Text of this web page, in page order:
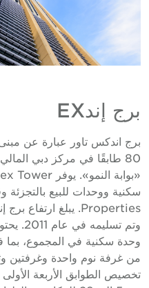
برج إندEX
برج اندكس تاور عبارة عن مبنى
80 طابقًا في مركز دبي المالي
وحدة سكنية في المجموع، بما
من غرفة نوم واحدة وغرفتين
تخصيص الطوابق الأربعة الأولى